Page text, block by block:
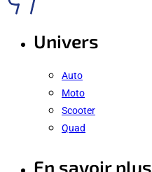
Univers
Auto
Moto
Scooter
Quad
En savoir plus